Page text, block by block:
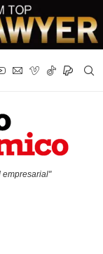
empresarial"